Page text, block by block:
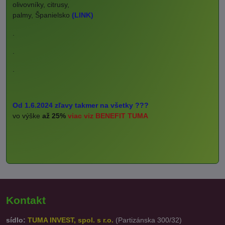
olivovníky, citrusy,
palmy, Španielsko (LINK)
.
.
.
Od 1.6.2024 zľavy takmer na všetky ???
vo výške až 25% viac viz BENEFIT TUMA
Kontakt
sídlo: TUMA INVEST, spol. s r.o. (Partizánska 300/32)